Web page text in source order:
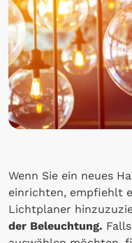
Wenn Sie ein neues
einrichten, empfiehlt
Lichtplaner
der Beleuchtung.